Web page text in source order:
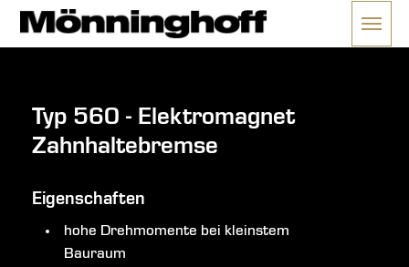
Menü
Typ 560 - Elektromagnet
Zahnhaltebremse
Eigenschaften
hohe Drehmomente bei kleinstem
Bauraum